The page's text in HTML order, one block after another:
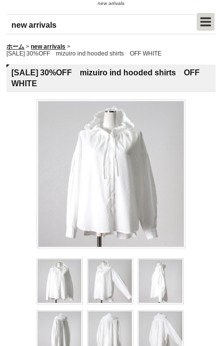
new arrivals
new arrivals
ホーム > new arrivals >
[SALE] 30%OFF mizuiro ind hooded shirts OFF WHITE
[SALE] 30%OFF mizuiro ind hooded shirts OFF
WHITE